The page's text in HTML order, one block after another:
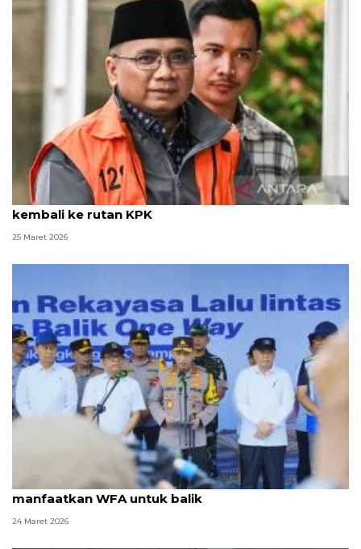
Kemarin, Kapolri soal arus balik hingga Yaqut
kembali ke rutan KPK
25 Maret 2026
Lebaran 2026, Kapolri imbau masyarakat
manfaatkan WFA untuk balik
24 Maret 2026